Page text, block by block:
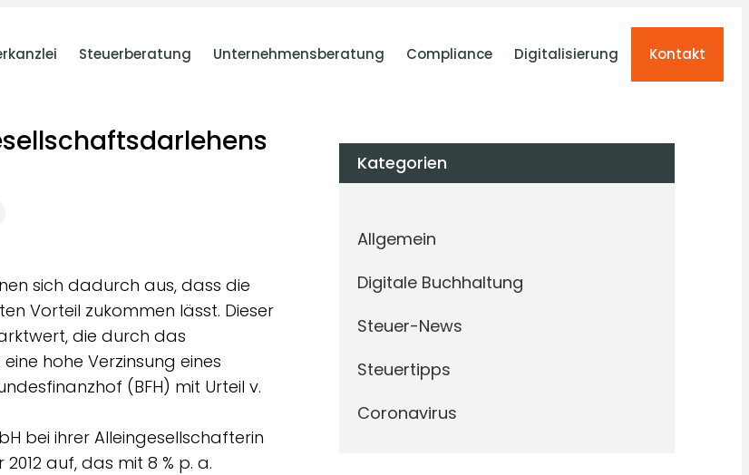
Steuerberatung Unternehmensberatung Compliance Digitalisierung Kontakt
sich dadurch aus, dass die
Vorteil zukommen lässt. Dieser
die durch das
hohe Verzinsung eines
(BFH) mit Urteil v.
bei ihrer Alleingesellschafterin
auf, das mit 8 % p. a.
Kategorien
Allgemein
Digitale Buchhaltung
Steuer-News
Steuertipps
Coronavirus